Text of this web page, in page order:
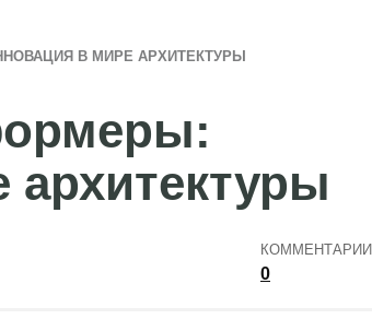
В МИРЕ АРХИТЕКТУРЫ
КОММЕНТАРИИ
0